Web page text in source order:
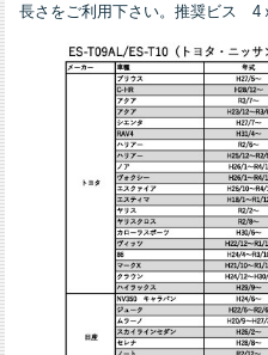
長さをご利用下さい。推奨ビス 4